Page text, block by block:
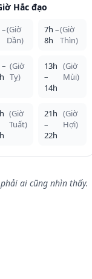
Hắc đạo
(Giờ
Dần)
7h –
8h
(Giờ
Thìn)
(Giờ
Tỵ)
13h
–
14h
(Giờ
Mùi)
(Giờ
Tuất)
21h
–
22h
(Giờ
Hợi)
ai cũng nhìn thấy.